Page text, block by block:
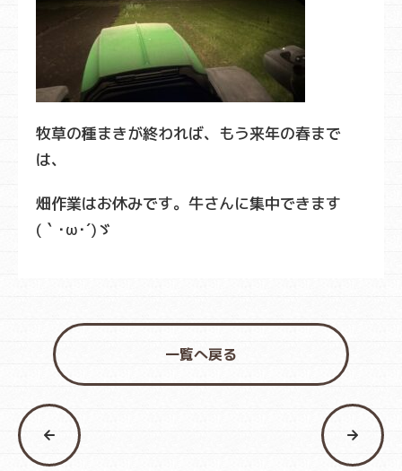
牧草の種まきが終われば、もう来年の春まで
は、
畑作業はお休みです。牛さんに集中できます
(｀･ω･´)ゞ
一覧へ戻る